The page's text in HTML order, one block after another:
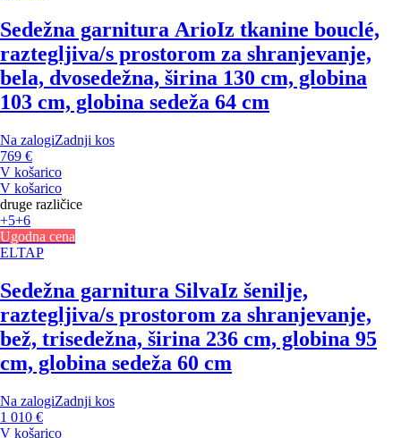
Sedežna garnitura ArioIz tkanine bouclé,
raztegljiva/s prostorom za shranjevanje,
bela, dvosedežna, širina 130 cm, globina
103 cm, globina sedeža 64 cm
Na zalogiZadnji kos
769 €
V košarico
V košarico
druge različice
+5+6
Ugodna cena
ELTAP
Sedežna garnitura SilvaIz šenilje,
raztegljiva/s prostorom za shranjevanje,
bež, trisedežna, širina 236 cm, globina 95
cm, globina sedeža 60 cm
Na zalogiZadnji kos
1 010 €
V košarico